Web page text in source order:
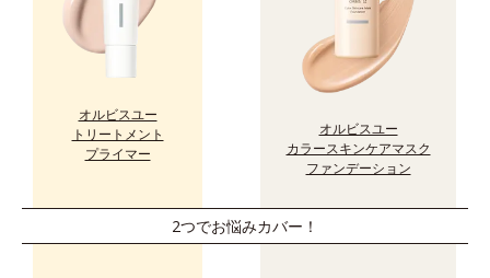
オルビスユー
トリートメント
プライマー
オルビスユー
カラースキンケアマスク
ファンデーション
2つでお悩みカバー！